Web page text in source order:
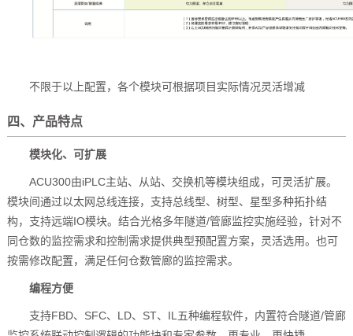
不限于以上配置，各个模块可根据项目实际情况灵活增减
四、产品特点
模块化、可扩展
ACU300由iPLC主站、从站、交换机等模块组成，可灵活扩展。
模块间通过以太网总线连接，支持总线型、树型、星型多种拓扑结
构，支持远端IO模块。结合光格多年隧道/管廊监控实施经验，针对不
同仓数的监控需求和控制需求提供典型预配置方案，灵活选用。也可
按需修改配置，满足任何仓数管廊的监控需求。
编程方便
支持FBD、SFC、LD、ST、IL五种编程软件，内置符合隧道/管廊